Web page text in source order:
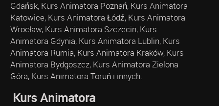
Gdańsk, Kurs Animatora Poznań, Kurs Animatora
Katowice, Kurs Animatora Łódź, Kurs Animatora
Wrocław, Kurs Animatora Szczecin, Kurs
Animatora Gdynia, Kurs Animatora Lublin, Kurs
Animatora Rumia, Kurs Animatora Kraków, Kurs
Animatora Bydgoszcz, Kurs Animatora Zielona
Góra, Kurs Animatora Toruń i innych.
Kurs Animatora